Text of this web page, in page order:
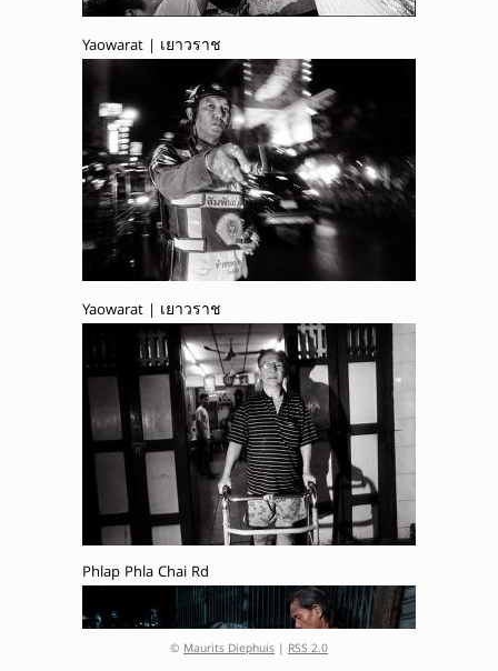
Yaowarat | เยาวราช
Yaowarat | เยาวราช
Phlap Phla Chai Rd
© Maurits Diephuis | RSS 2.0